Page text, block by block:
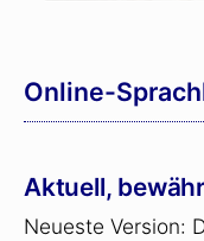
Online-
Aktuell,
Neueste Version: